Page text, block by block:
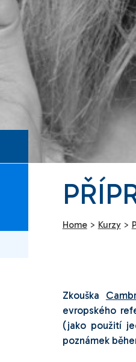
Home > Kurzy >
Zkouška
evropského
(jako použití
poznámek